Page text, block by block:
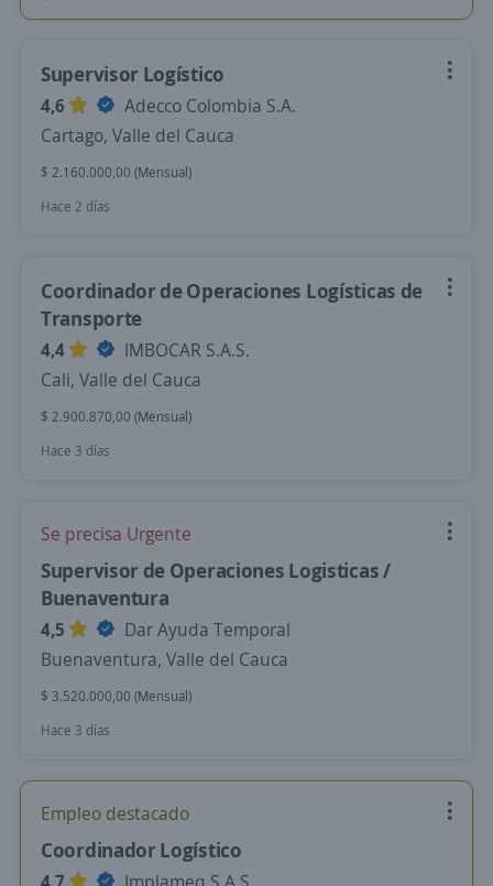
Supervisor Logístico
4,6
Adecco Colombia S.A.
Cartago, Valle del Cauca
$ 2.160.000,00 (Mensual)
Hace 2 días
Coordinador de Operaciones Logísticas de
Transporte
4,4
IMBOCAR S.A.S.
Cali, Valle del Cauca
$ 2.900.870,00 (Mensual)
Hace 3 días
Se precisa Urgente
Supervisor de Operaciones Logisticas /
Buenaventura
4,5
Dar Ayuda Temporal
Buenaventura, Valle del Cauca
$ 3.520.000,00 (Mensual)
Hace 3 días
Empleo destacado
Coordinador Logístico